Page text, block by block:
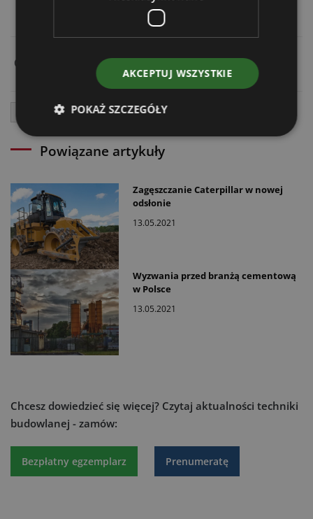
Cały artykuł dostępny w:
Zamiatarki
Powiązane artykuły
Zagęszczanie Caterpillar w nowej
odsłonie
13.05.2021
Wyzwania przed branżą cementową
w Polsce
13.05.2021
Chcesz dowiedzieć się więcej? Czytaj aktualności techniki
budowlanej - zamów:
Bezpłatny egzemplarz Prenumeratę
AKCEPTUJ WSZYSTKIE
POKAŻ SZCZEGÓŁY